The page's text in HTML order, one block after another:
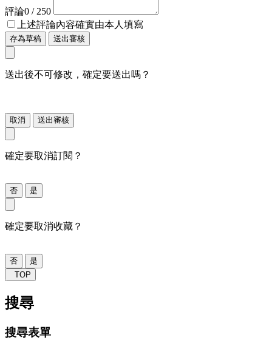
評論0 / 250
上述評論內容確實由本人填寫
存為草稿 送出審核
送出後不可修改，確定要送出嗎？
取消 送出審核
確定要取消訂閱？
否 是
確定要取消收藏？
否
是
TOP
搜尋
搜尋表單